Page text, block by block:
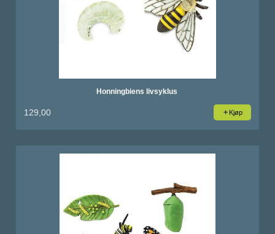
Honningbiens livsyklus
129,00 Kjøp